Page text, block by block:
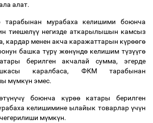
алат.
тарабынан мурабаха келишими
боюнча
тиешелүү негизде аткарылышын камсыз
, кардар менен акча каражаттарын күрөөгө
башка түрү жөнүндө келишим түзүүгө
берилген акчалай сумма,эгерде
каралбаса, ФКМ
тарабынан
мүмкүн эмес.
түнүчү боюнча күрөө катары
берилген
келишимине ылайык товарлар үчүн
чегерилиши мүмкүн.